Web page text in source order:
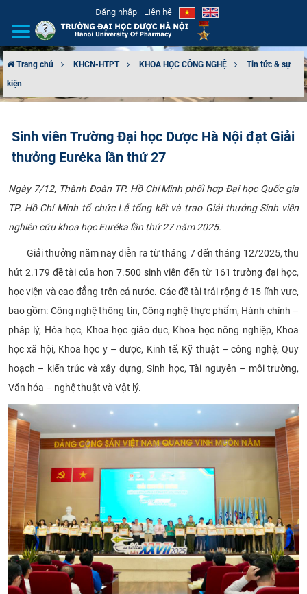
Đăng nhập Liên hệ
GIỚI THIỆU
TUYỂN SINH
ĐÀO TẠO
ĐẢM BẢO CHẤT LƯỢNG
KHOA HỌC CÔNG NGHỆ
HTQT
CỰU NGƯỜI HỌC
Trang chủ KHCN-HTPT KHOA HỌC CÔNG NGHỆ
Tin tức & sự
kiện
Sinh viên Trường Đại học Dược Hà Nội đạt Giải
thưởng Euréka lần thứ 27
Ngày 7/12, Thành Đoàn TP. Hồ Chí Minh phối hợp Đại học Quốc gia
TP. Hồ Chí Minh tổ chức Lễ tổng kết và trao Giải thưởng Sinh viên
nghiên cứu khoa học Euréka lần thứ 27 năm 2025.
Giải thưởng năm nay diễn ra từ tháng 7 đến tháng 12/2025, thu
hút 2.179 đề tài của hơn 7.500 sinh viên đến từ 161 trường đại học,
học viện và cao đẳng trên cả nước. Các đề tài trải rộng ở 15 lĩnh vực,
bao gồm: Công nghệ thông tin, Công nghệ thực phẩm, Hành chính –
pháp lý, Hóa học, Khoa học giáo dục, Khoa học nông nghiệp, Khoa
học xã hội, Khoa học y – dược, Kinh tế, Kỹ thuật – công nghệ, Quy
hoạch – kiến trúc và xây dựng, Sinh học, Tài nguyên – môi trường,
Văn hóa – nghệ thuật và Vật lý.